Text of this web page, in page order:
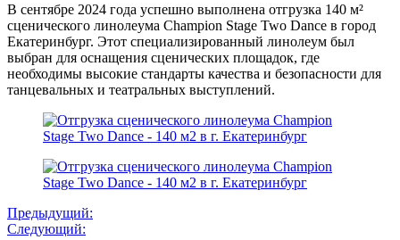
В сентябре 2024 года успешно выполнена отгрузка 140 м²
сценического линолеума Champion Stage Two Dance в город
Екатеринбург. Этот специализированный линолеум был
выбран для оснащения сценических площадок, где
необходимы высокие стандарты качества и безопасности для
танцевальных и театральных выступлений.
Навигация
Предыдущий:
Следующий: